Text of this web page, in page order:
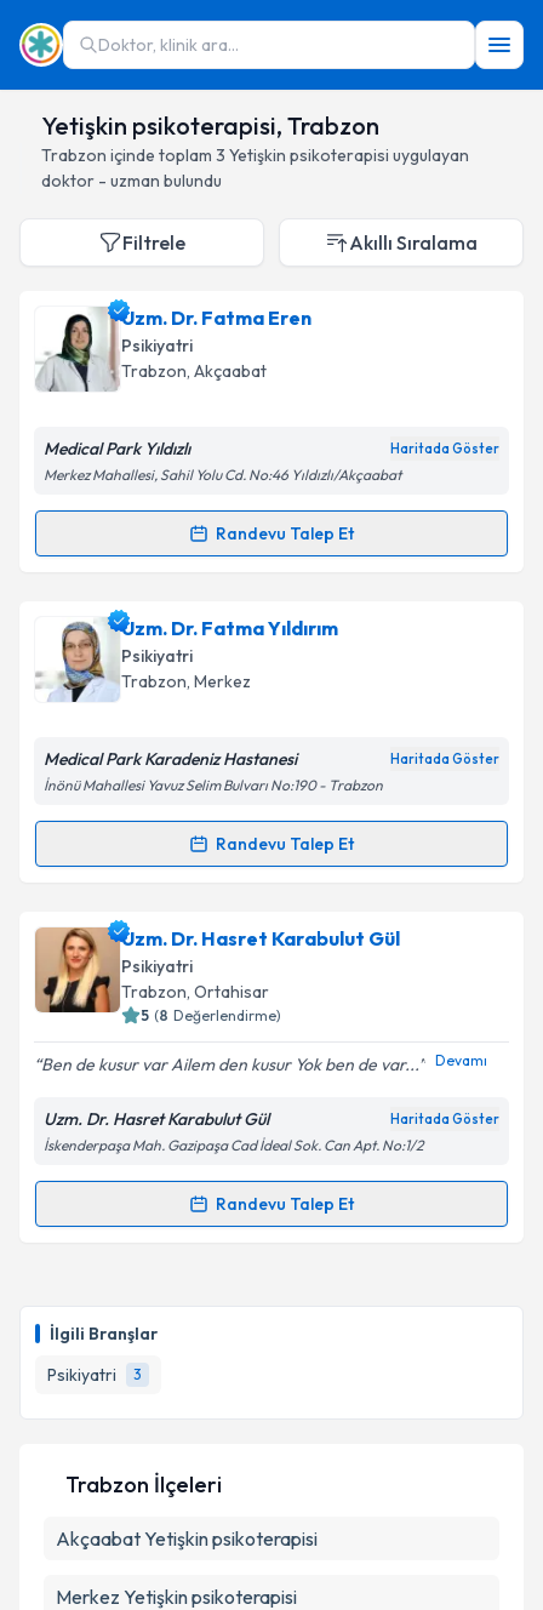
Doktor, klinik ara...
Yetişkin psikoterapisi, Trabzon
Trabzon içinde toplam 3 Yetişkin psikoterapisi uygulayan
doktor - uzman bulundu
İlgili Branşlar
Psikiyatri
3
Filtrele Akıllı Sıralama
Uzm. Dr. Fatma Eren
Psikiyatri
Trabzon, Akçaabat
Medical Park Yıldızlı Haritada Göster
Merkez Mahallesi, Sahil Yolu Cd. No:46 Yıldızlı/Akçaabat
Randevu Talep Et
Randevu Takvimi Talebi
Uzm. Dr. Fatma Ereniçin randevu takvimi talebi
oluşturun. Size bu uzmandan randevu almanız için bir
takvim hazırlandığında e-posta ile bilgilendireceğiz.
Kişisel verilerimin işlenmesine ilişkin
Metni'ni okudum ve kişisel verilerimin belirtilen
Takvim Talebini Gönder
Uzm. Dr. Fatma Yıldırım
Psikiyatri
Trabzon, Merkez
Medical Park Karadeniz Hastanesi Haritada Göster
İnönü Mahallesi Yavuz Selim Bulvarı No:190 - Trabzon
Randevu Talep Et
Randevu Takvimi Talebi
Uzm. Dr. Fatma Yıldırımiçin randevu takvimi talebi
oluşturun. Size bu uzmandan randevu almanız için bir
takvim hazırlandığında e-posta ile bilgilendireceğiz.
Kişisel verilerimin işlenmesine ilişkinAydınlatma
Metni'ni okudum ve kişisel verilerimin belirtilen
kapsamda işlenmesini kabul ediyorum.
Uzm. Dr. Hasret Karabulut Gül
Psikiyatri
Trabzon, Ortahisar
5 (8 Değerlendirme)
Ben de kusur var Ailem den kusur Yok ben de var... Devamı
Uzm. Dr. Hasret Karabulut Gül Haritada Göster
İskenderpaşa Mah. Gazipaşa Cad İdeal Sok. Can Apt. No:1/2
Randevu Talep Et
Randevu Takvimi Talebi
için bir takvim hazırlandığında e-posta ile
bilgilendireceğiz.
E-posta Adresiniz
Kişisel verilerimin işlenmesine ilişkin
kapsamda işlenmesini kabul ediyorum.
Trabzon İlçeleri
AkçaabatYetişkin psikoterapisi
Merkez Yetişkin psikoterapisi